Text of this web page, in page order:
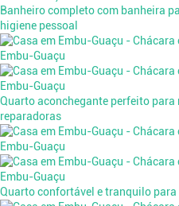
Banheiro completo com banheira
higiene pessoal
Quarto aconchegante perfeito
reparadoras
Quarto confortável e tranquilo